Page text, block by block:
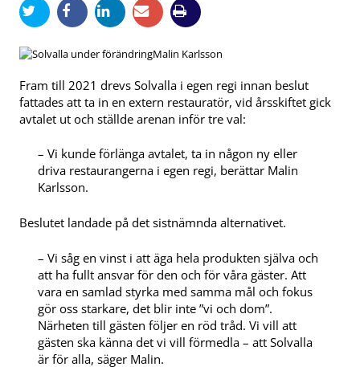
Malin Karlsson
Fram till 2021 drevs Solvalla i egen regi innan beslut
fattades att ta in en extern restauratör, vid årsskiftet gick
avtalet ut och ställde arenan inför tre val:
– Vi kunde förlänga avtalet, ta in någon ny eller
driva restaurangerna i egen regi, berättar Malin
Karlsson.
Beslutet landade på det sistnämnda alternativet.
– Vi såg en vinst i att äga hela produkten själva och
att ha fullt ansvar för den och för våra gäster. Att
vara en samlad styrka med samma mål och fokus
gör oss starkare, det blir inte ”vi och dom”.
Närheten till gästen följer en röd tråd. Vi vill att
gästen ska känna det vi vill förmedla – att Solvalla
är för alla, säger Malin.